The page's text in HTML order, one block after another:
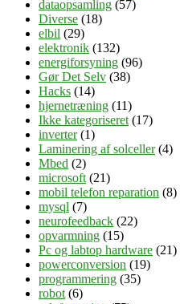
dataopsamling (57)
Diverse (18)
elbil (29)
elektronik (132)
energiforsyning (96)
Gør Det Selv (38)
Hacks (14)
hjernetræning (11)
Ikke kategoriseret (17)
inverter(1)
Laminering af solceller(4)
Mbed (2)
microsoft (21)
mobil telefon reparation (8)
mysql (7)
neurofeedback (22)
opvarmning (15)
Pc og labtop hardware (21)
powerconversion (19)
programmering (35)
robot (6)